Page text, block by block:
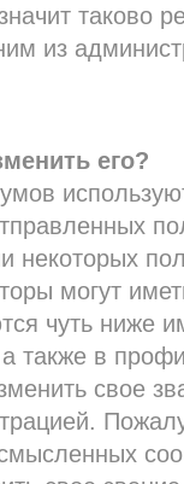
таково
из
его?
некоторых
могут
чуть ниже
также в
свое